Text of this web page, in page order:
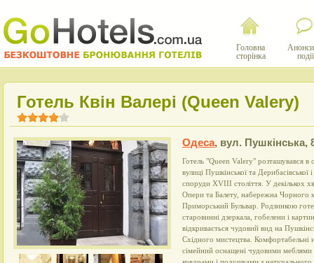
Головна
сторінка
події
Готель Квін Валері (Queen Valery)
Одеса, вул. Пушкінська,
Готель "Queen Valery" розташувався в
вулиці Пушкінської та Дерибасівської
споруди ХVIII століття. У декількох
Опери та Балету, набережна Чорного
Приморський Бульвар. Родзинкою
старовинні дзеркала, гобелени і
відкривається чудовий вид на
Східного мистецтва. Комфортабельні
сімейний оснащені чудовими